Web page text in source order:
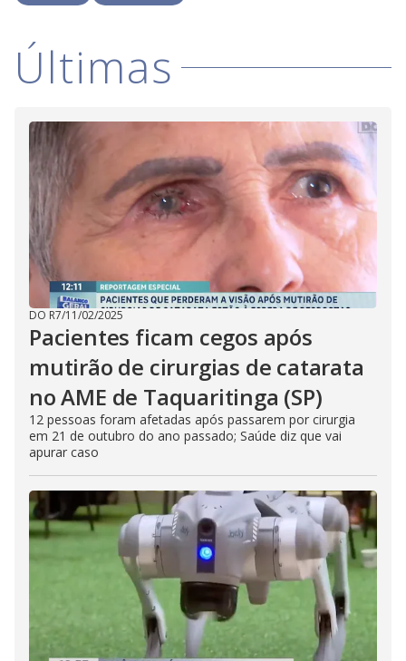
Últimas
DO R7/11/02/2025
Pacientes ficam cegos após
mutirão de cirurgias de catarata
no AME de Taquaritinga (SP)
12 pessoas foram afetadas após passarem por cirurgia
em 21 de outubro do ano passado; Saúde diz que vai
apurar caso